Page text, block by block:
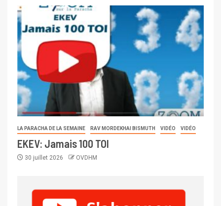
LA PARACHA DE LA SEMAINE RAV MORDEKHAI BISMUTH VIDÉO VIDÉO
EKEV: Jamais 100 TOI
30 juillet 2026 OVDHM